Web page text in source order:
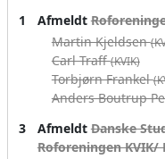
1 Afmeldt
Martin Kjeldsen
Carl Traff(KVIK)
Torbjørn Frankel
Anders Boutrup
3 AfmeldtDanske
Roforeningen KVIK/